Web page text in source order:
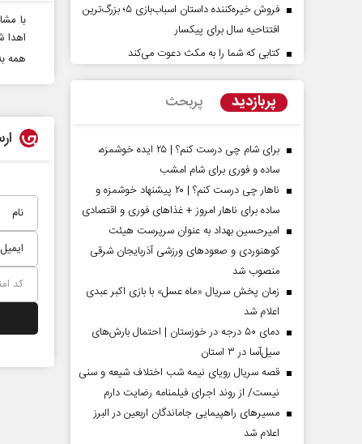
با
اهدا
همه
فروش خیره‌کننده داستان اسباب‌بازی ۵؛ بزرگ‌ترین
افتتاحیه سال برای پیکسار
کتابی که شما را به مکث دعوت می‌کند
پربازدید پربحث
برای شام چی درست کنم؟ | ۲۵ ایده خوشمزه،
ساده و فوری برای شام امشب
ناهار چی درست کنم؟ | ۲۰ پیشنهاد خوشمزه و
ساده برای ناهار امروز + غذاهای فوری و اقتصادی
امیرحسین بهداد به عنوان سرپرست هیئت
کوهنوردی و صعودهای ورزشی آذربایجان شرقی
منصوب شد
زمان پخش سریال «ماه عسل» با بازی اکبر عبدی
اعلام شد
دمای ۵۰ درجه در خوزستان | احتمال بارش‌های
سیل‌آسا در ۳ استان
قصه سریال رویای نیمه شب اختلاف شیعه و سنی
نیست/ از روند اجرای فیلمنامه رضایت دارم
مسیر‌های راهپیمایی جاماندگان اربعین در البرز
اعلام شد
پشت‌پرده تهدیدات کوتاه‏‌مدت و
- تحلیلگر مسائل سیاسی
اربعین نماد